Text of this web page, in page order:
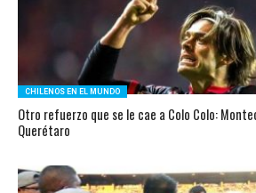
CHILENOS EN EL MUNDO
Otro refuerzo que se le cae a Colo Colo:
Querétaro